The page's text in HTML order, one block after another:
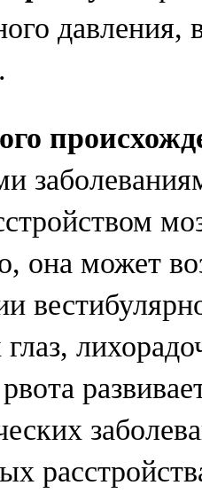
давления,
она может
глаз,